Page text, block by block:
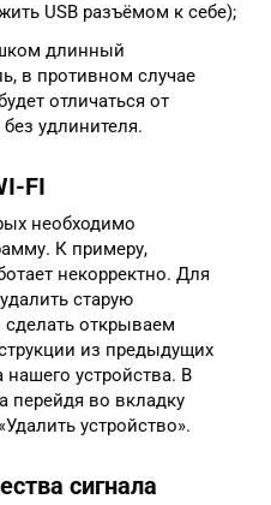
USB разъёмом к себе);
длинный
в противном случае
отличаться от
удлинителя.
FI
необходимо
К примеру,
некорректно. Для
старую
открываем
из предыдущих
устройства. В
перейдя во вкладку
устройство».
сигнала